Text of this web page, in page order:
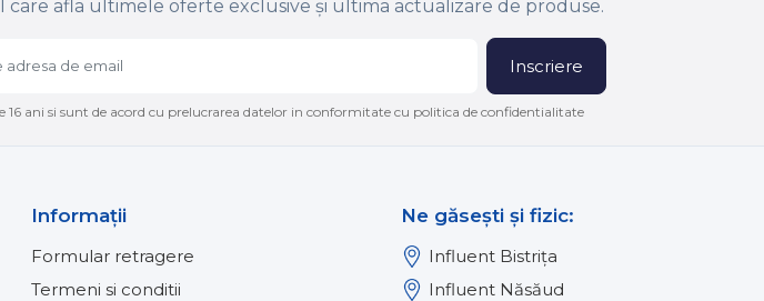
care afla ultimele oferte exclusive și ultima actualizare de produse.
Inscriere
16 ani si sunt de acord cu prelucrarea datelor in conformitate cu politica de confidentialitate
Informaţii
Formular retragere
Termeni si conditii
Ne găsești și fizic:
Influent Bistrița
Influent Năsăud